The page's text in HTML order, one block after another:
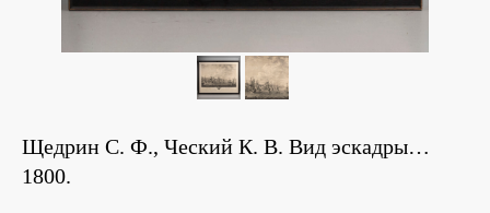
Щедрин С. Ф., Ческий К. В. Вид эскадры…
1800.